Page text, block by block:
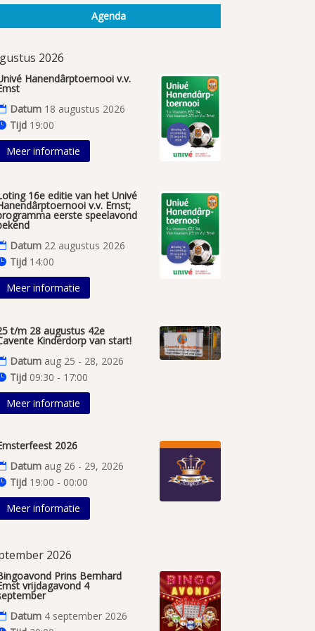
Agenda
2026
Hanendârptoernooi v.v.
Datum 18 augustus 2026
Tijd 19:00
Meer informatie
16e editie van het Univé
v.v. Emst;
eerste speelavond
Datum 22 augustus 2026
Tijd 14:00
Meer informatie
t/m 28 augustus 42e
Kinderdorp van start!
Datum aug 25 - 28, 2026
Tijd 09:30 - 17:00
Meer informatie
2026
Datum aug 26 - 29, 2026
Tijd 19:00 - 00:00
Meer informatie
2026
Prins Bernhard
vrijdagavond 4
Datum 4 september 2026